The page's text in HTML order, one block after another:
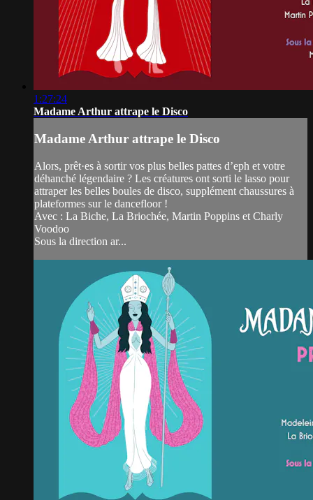
1:27:24
Madame Arthur attrape le Disco
Madame Arthur attrape le Disco
Alors, prêt·es à sortir vos plus belles pattes d’eph et votre
déhanché légendaire ? Les créatures ont sorti le lasso pour
attraper les belles boules de disco, supplément chaussures à
plateformes sur le dancefloor !
Avec : La Biche, La Briochée, Martin Poppins et Charly
Voodoo
Sous la direction ar...